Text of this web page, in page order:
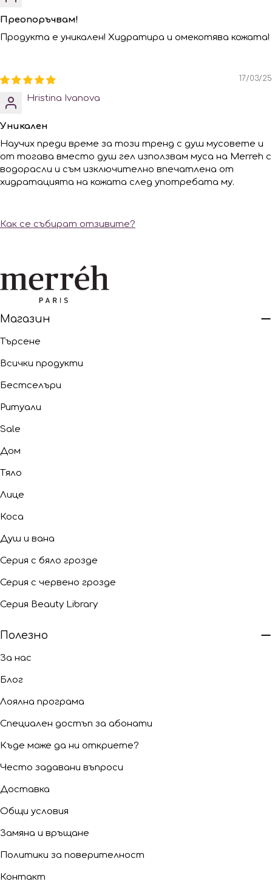
Преопоръчвам!
Продукта е уникален! Хидратира и омекотява кожата!
17/03/25
Hristina Ivanova
Уникален
Научих преди време за този тренд с душ мусовете и
от тогава вместо душ гел използвам муса на Merreh с
водорасли и съм изключително впечатлена от
хидратацията на кожата след употребата му.
Как се събират отзивите?
Магазин
Търсене
Всички продукти
Бестселъри
Ритуали
Sale
Дом
Тяло
Лице
Коса
Душ и вана
Серия с бяло грозде
Серия с червено грозде
Серия Beauty Library
Полезно
За нас
Блог
Лоялна програма
Специален достъп за абонати
Къде може да ни откриете?
Често задавани въпроси
Доставка
Общи условия
Замяна и връщане
Политики за поверителност
Контакт